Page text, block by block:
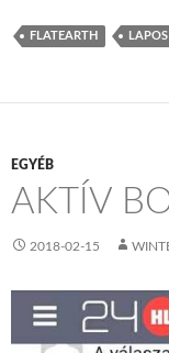
FLATEARTH
EGYÉB
AKTÍV
2018-02-15